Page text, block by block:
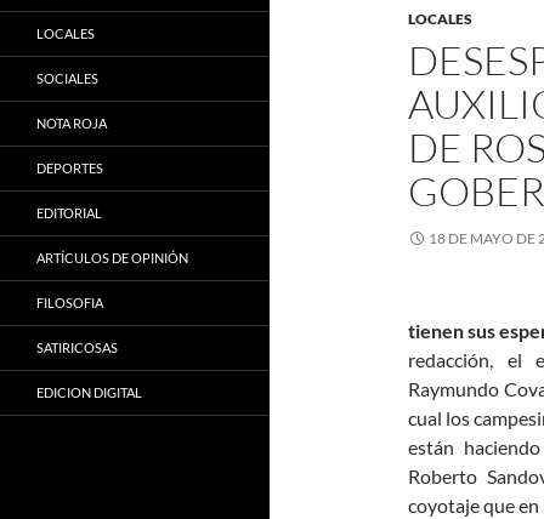
LOCALES
DE
18 DE MAYO DE
tienen sus
redacción, el
Raymundo
cual los
están
Roberto
coyotaje que
LOCALES
SOCIALES
NOTA ROJA
DEPORTES
EDITORIAL
ARTÍCULOS DE OPINIÓN
FILOSOFIA
SATIRICOSAS
EDICION DIGITAL